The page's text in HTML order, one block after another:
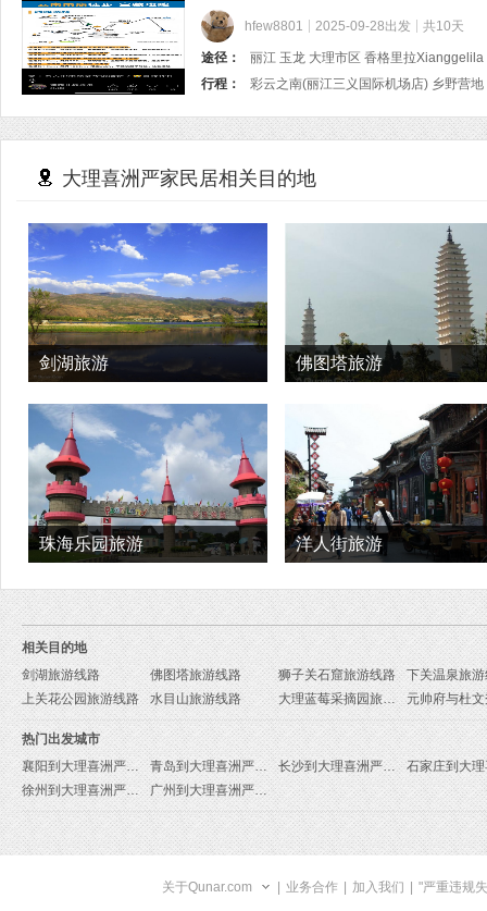
hfew8801 2025-09-28出发 共10天
途径：
丽江 玉龙 大理市区 香格里拉Xianggelila
行程：
大理喜洲严家民居相关目的地
剑湖旅游 佛图塔旅游
珠海乐园旅游 洋人街旅游
相关目的地
剑湖旅游线路
佛图塔旅游线路 狮子关石窟旅游线路
下关温泉旅
上关花公园旅游线路
水目山旅游线路 大理蓝莓采摘园旅游线路
热门出发城市
襄阳到大理喜洲严家民居旅游报价
青岛到大理喜洲严家民居旅游报价
长沙到大理喜洲严家民居旅游报价
徐州到大理喜洲严家民居旅游报价
广州到大理喜洲严家民居旅游报价
关于Qunar.com 业务合作 加入我们 "严重违规